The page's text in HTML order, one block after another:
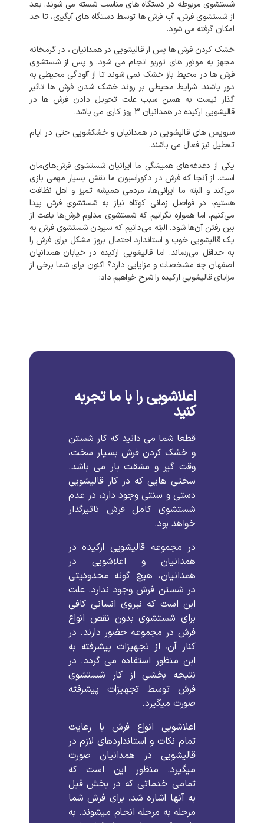
شستشوی مربوطه در دستگاه های مناسب شسته می شوند. بعد
از شستشوی فرش، آب فرش ها توسط دستگاه های آبگیری، تا حد
امکان گرفته می شود.
خشک کردن فرش ها پس از قالیشویی در همدانیان ، در گرمخانه
مجهز به موتور های توربو انجام می شود. و پس از شستشوی
فرش ها در محیط باز خشک نمی شوند تا از آلودگی محیطی به
دور باشند. شرایط محیطی بر روند خشک شدن فرش ها تاثیر
گذار نیست به همین سبب علت تحویل دادن فرش ها در
قالیشویی ارکیده در همدانیان روز کاری می باشد.
سرویس های قالیشویی در همدانیان و خشکشویی حتی در ایام
تعطیل نیز فعال می باشند.
یکی از دغدغه‌های همیشگی ما ایرانیان شستشوی فرش‌های‌مان
است. از آنجا که فرش در دکوراسیون ما نقش بسیار مهمی بازی
می‌کند و البته ما ایرانی‌ها، مردمی همیشه تمیز و اهل نظافت
هستیم، در فواصل زمانی کوتاه نیاز به شستشوی فرش پیدا
می‌کنیم. اما همواره نگرانیم که شستشوی مداوم فرش‌ها باعث از
بین رفتن آن‌ها شود. البته می‌دانیم که سپردن شستشوی فرش به
یک قالیشویی خوب و استاندارد احتمال بروز مشکل برای فرش را
به‌ حداقل می‌رساند. اما قالیشویی ارکیده در خیابان همدانیان
اصفهان چه مشخصات و مزایایی دارد؟ اکنون برای شما برخی از
مزایای قالیشویی ارکیده راشرح خواهیم داد:
اعلاشویی را با ما تجربه
کنید
قطعا شما می دانید که کار شستن
و خشک کردن فرش بسیار سخت،
وقت گیر و مشقت بار می باشد.
سختی هایی که در کار قالیشویی
دستی و سنتی وجود دارد، در عدم
شستشوی کامل فرش تاثیرگذار
خواهد بود.
در مجموعه قالیشویی ارکیده در
همدانیان
و اعلاشویی
در
همدانیان، هیچ گونه محدودیتی
در شستن فرش وجود ندارد.علت
این است که نیروی انسانی کافی
برای شستشوی بدون نقص انواع
فرش در مجموعه حضور دارند. در
کنار آن، از تجهیزات پیشرفته به
این منظور استفاده می گردد. در
نتیجه بخشی از کار شستشوی
فرش
توسط تجهیزات
پیشرفته
صورت میگیرد.
اعلاشویی انواع فرش با
رعایت
تمام نکات و استانداردهای لازم در
قالیشویی
در همدانیان
صورت
میگیرد. منظور این است
که
تمامی خدماتی که در بخش قبل
به آنها اشاره شد، برای فرش شما
مرحله به مرحله انجام میشوند. به